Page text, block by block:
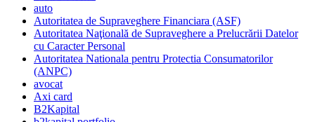
auto
Autoritatea de Supraveghere Financiara (ASF)
Autoritatea Naţională de Supraveghere a Prelucrării Datelor
cu Caracter Personal
Autoritatea Nationala pentru Protectia Consumatorilor
(ANPC)
avocat
Axi card
B2Kapital